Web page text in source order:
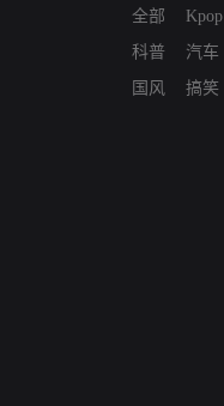
全部
科普
国风
Kpop
汽车
搞笑